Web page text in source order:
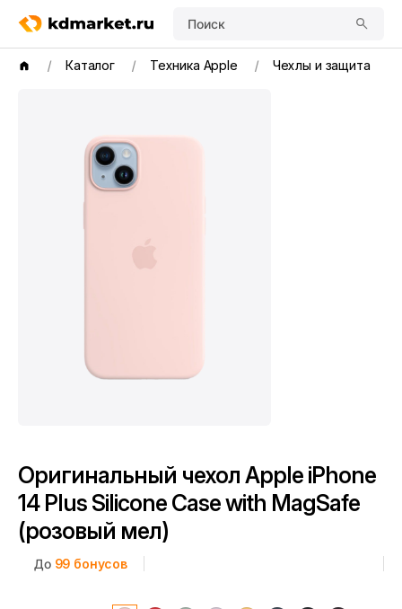
Поиск
Каталог Техника Apple Чехлы и защита
Оригинальный чехол Apple iPhone
14 Plus Silicone Case with MagSafe
(розовый мел)
До 99 бонусов